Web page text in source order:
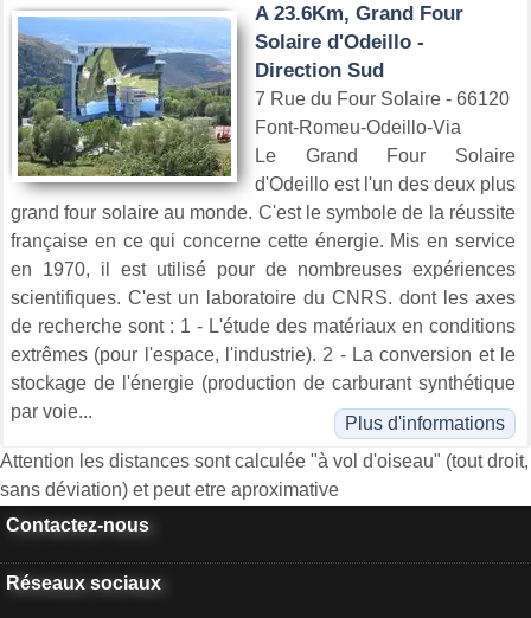
A 23.6Km, Grand Four
Solaire d'Odeillo -
Direction Sud
7 Rue du Four Solaire - 66120
Font-Romeu-Odeillo-Via
Le Grand Four Solaire
d'Odeillo est l'un des deux plus
grand four solaire au monde. C'est le symbole de la réussite
française en ce qui concerne cette énergie. Mis en service
en 1970, il est utilisé pour de nombreuses expériences
scientifiques. C'est un laboratoire du CNRS. dont les axes
de recherche sont : 1 - L'étude des matériaux en conditions
extrêmes (pour l'espace, l'industrie). 2 - La conversion et le
stockage de l'énergie (production de carburant synthétique
par voie...
Plus d'informations
Attention les distances sont calculée "à vol d'oiseau" (tout droit,
sans déviation) et peut etre aproximative
Contactez-nous
Réseaux sociaux